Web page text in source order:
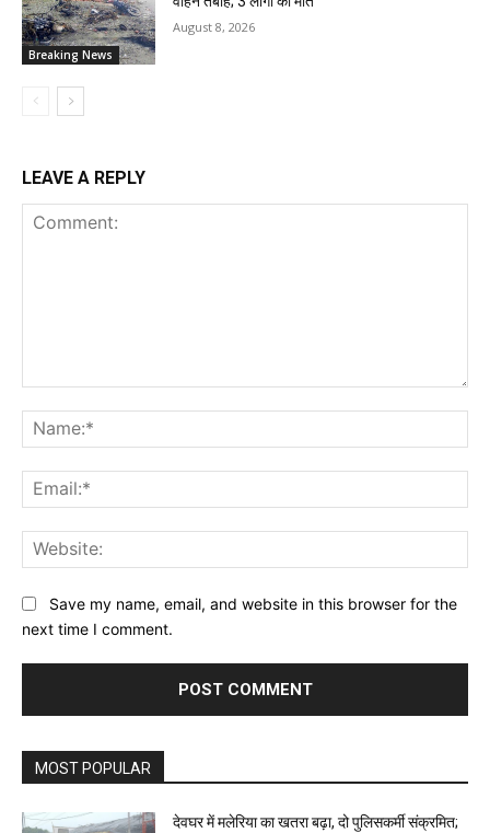
Breaking News
August 8, 2026
LEAVE A REPLY
Save my name, email, and website in this browser for the
next time I comment.
MOST POPULAR
देवघर में मलेरिया का खतरा बढ़ा, दो पुलिसकर्मी संक्रमित;